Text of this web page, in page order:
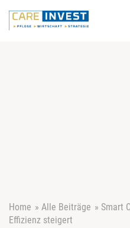
Home » Alle Beiträge » Smart
Effizienz steigert